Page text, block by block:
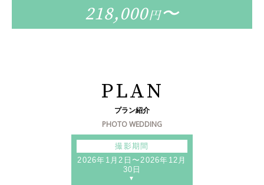
218,000円〜
PLAN
プラン紹介
PHOTO WEDDING
撮影期間
2026年1月2日〜2026年12月
30日